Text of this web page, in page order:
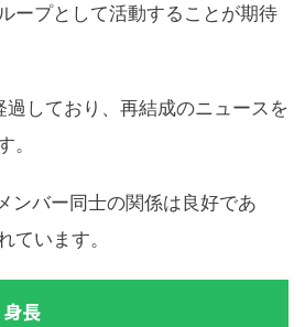
ープとして活動することが期待
しており、再結成のニュースを
。
ンバー同士の関係は良好であ
ています。
長